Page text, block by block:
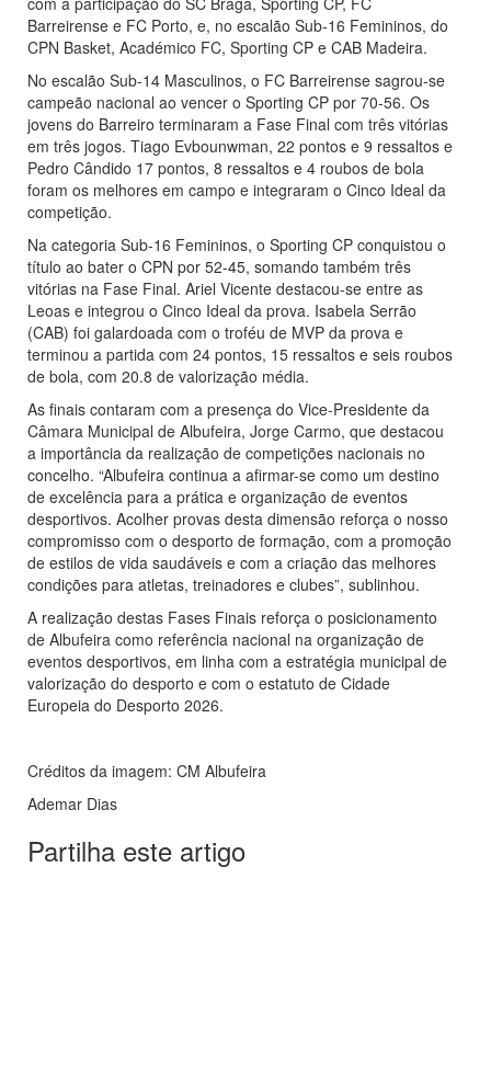
Barreirense e FC Porto, e, no escalão Sub-16 Femininos, do
CPN Basket, Académico FC, Sporting CP e CAB Madeira.
No escalão Sub-14 Masculinos, o FC Barreirense sagrou-se
campeão nacional ao vencer o Sporting CP por 70-56. Os
jovens do Barreiro terminaram a Fase Final com três vitórias
em três jogos. Tiago Evbounwman, 22 pontos e 9 ressaltos e
Pedro Cândido 17 pontos, 8 ressaltos e 4 roubos de bola
foram os melhores em campo e integraram o Cinco Ideal da
competição.
Na categoria Sub-16 Femininos, o Sporting CP conquistou o
título ao bater o CPN por 52-45, somando também três
vitórias na Fase Final. Ariel Vicente destacou-se entre as
Leoas e integrou o Cinco Ideal da prova. Isabela Serrão
(CAB) foi galardoada com o troféu de MVP da prova e
terminou a partida com 24 pontos, 15 ressaltos e seis roubos
de bola, com 20.8 de valorização média.
As finais contaram com a presença do Vice-Presidente da
Câmara Municipal de Albufeira, Jorge Carmo, que destacou
a importância da realização de competições nacionais no
concelho. “Albufeira continua a afirmar-se como um destino
de excelência para a prática e organização de eventos
desportivos. Acolher provas desta dimensão reforça o nosso
compromisso com o desporto de formação, com a promoção
de estilos de vida saudáveis e com a criação das melhores
condições para atletas, treinadores e clubes”, sublinhou.
A realização destas Fases Finais reforça o posicionamento
de Albufeira como referência nacional na organização de
eventos desportivos, em linha com a estratégia municipal de
valorização do desporto e com o estatuto de Cidade
Europeia do Desporto 2026.
Créditos da imagem: CM Albufeira
Ademar Dias
Partilha este artigo